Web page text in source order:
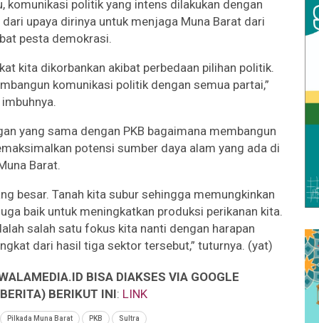
komunikasi politik yang intens dilakukan dengan
upaya dirinya untuk menjaga Muna Barat dari
pesta demokrasi.
kita dikorbankan akibat perbedaan pilihan politik.
komunikasi politik dengan semua partai,”
imbuhnya.
yang sama dengan PKB bagaimana membangun
potensi sumber daya alam yang ada di
Barat.
besar. Tanah kita subur sehingga memungkinkan
baik untuk meningkatkan produksi perikanan kita.
salah satu fokus kita nanti dengan harapan
dari hasil tiga sektor tersebut,” tuturnya. (yat)
BISA DIAKSES VIA GOOGLE
BERIKUT INI: LINK
Pilkada Muna Barat PKB Sultra